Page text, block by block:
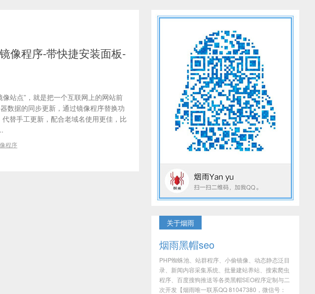
像程序-带快捷安装面板-
站点”，就是把一个互联网上的网站前
数据的同步更新，通过镜像程序替换功
替手工更新，配合老域名使用更佳，比
程序
关于烟雨
烟雨黑帽seo
PHP蜘蛛池、站群程序、小偷镜像、动态静态泛目
录、新闻内容采集系统、批量建站养站、搜索爬虫
程序、百度搜狗推送等各类黑帽SEO程序定制与二
次开发【烟雨唯一联系QQ 81047380，微信号：